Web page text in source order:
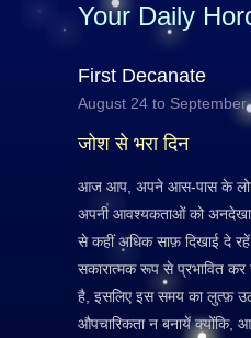
Your Daily
First Decanate
August 24 to September
जोश से भरा दिन
आज आप, अपने आस-पास के लोगों
अपनी आवश्यकताओं को
से कहीं अधिक साफ़ दिखाई दे
सकारात्मक रूप से प्रभावित कर
है, इसलिए इस समय का लुत्फ़
औपचारिकता न बनायें